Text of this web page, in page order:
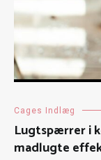
Cages Indlæg
Lugtspærrer i
madlugte